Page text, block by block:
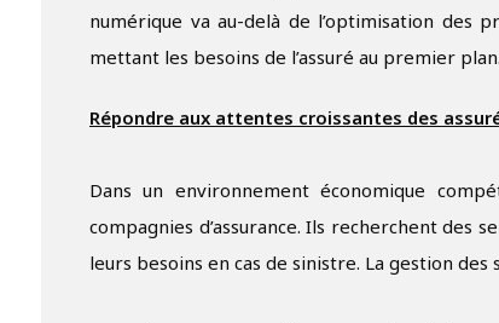
numérique va au-delà de l’optimisation des
mettant les besoins de l’assuré au premier plan.
Répondre aux attentes croissantes des
Dans un environnement économique
compagnies d’assurance. Ils recherchent des
leurs besoins en cas de sinistre. La gestion